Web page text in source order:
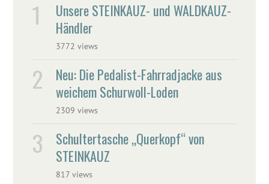
Unsere STEINKAUZ- und WALDKAUZ-
Händler
3772 views
Neu: Die Pedalist-Fahrradjacke aus
weichem Schurwoll-Loden
2309 views
Schultertasche „Querkopf“ von
STEINKAUZ
817 views